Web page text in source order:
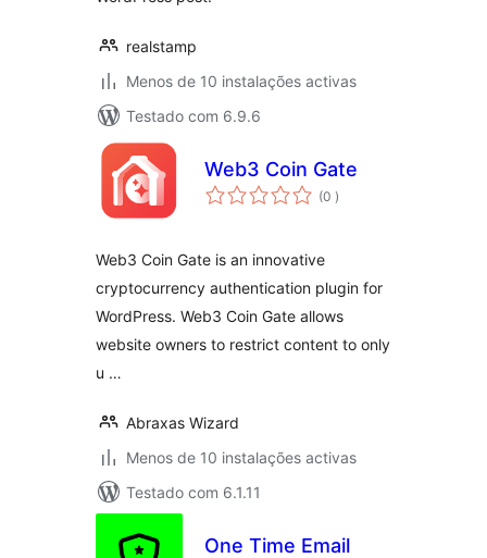
realstamp
Menos de 10 instalações activas
Testado com 6.9.6
Web3 Coin Gate
(0 classificações
)
Web3 Coin Gate is an innovative
cryptocurrency authentication plugin for
WordPress. Web3 Coin Gate allows
website owners to restrict content to only
u …
Abraxas Wizard
Menos de 10 instalações activas
Testado com 6.1.11
One Time Email